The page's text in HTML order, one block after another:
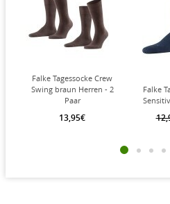
Falke Tagessocke Crew
Swing braun Herren - 2
Paar
13,95€
Falke